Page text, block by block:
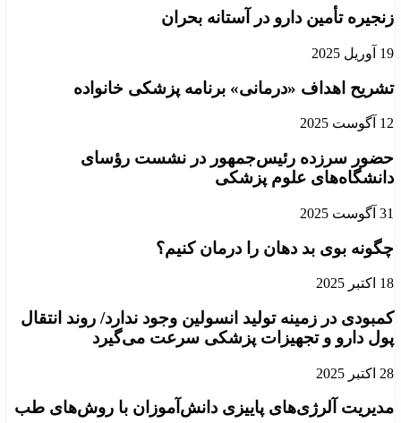
زنجیره تأمین دارو در آستانه بحران
19 آوریل 2025
تشریح اهداف «درمانی» برنامه پزشکی خانواده
12 آگوست 2025
حضور سرزده رئیس‌جمهور در نشست رؤسای
دانشگاه‌های علوم پزشکی
31 آگوست 2025
چگونه بوی بد دهان را درمان کنیم؟
18 اکتبر 2025
کمبودی در زمینه تولید انسولین وجود ندارد/ روند انتقال
پول دارو و تجهیزات پزشکی سرعت می‌گیرد
28 اکتبر 2025
مدیریت آلرژی‌های پاییزی دانش‌آموزان با روش‌های طب